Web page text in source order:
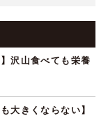
沢山食べても栄養
大きくならない】